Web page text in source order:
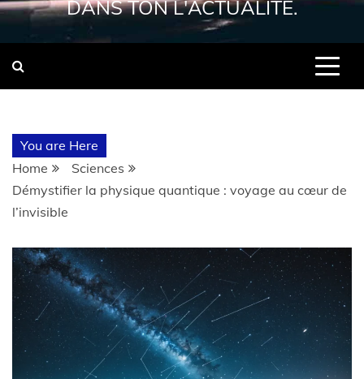
DANS TON L'ACTUALITÉ.
You are Here
Home
Sciences
Démystifier la physique quantique : voyage au cœur de
l’invisible